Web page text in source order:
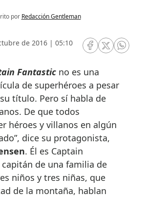
por Redacción Gentleman
de 2016 | 05:10
RRSS Facebook
RRSSRRSS
Fantastic no es una
de superhéroes a pesar
título. Pero sí habla de
De que todos
héroes y villanos en algún
dice su protagonista,
. Él es Captain
de una familia de
niños y tres niñas, que
de la montaña, hablan